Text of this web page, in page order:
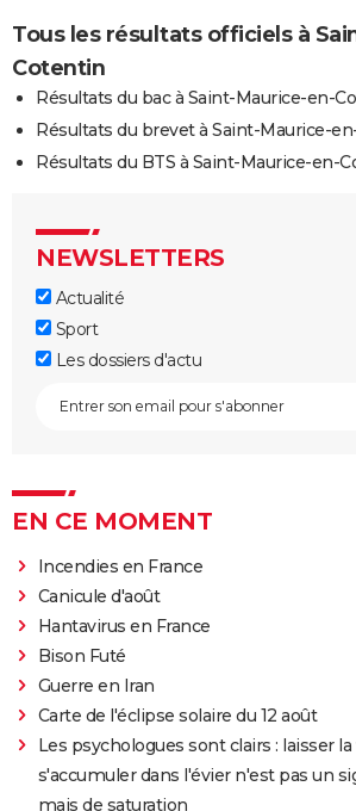
Tous les résultats officiels à
Cotentin
Résultats du bac à Saint-Maurice-en-
Résultats du brevet à Saint-Maurice-
Résultats du BTS à Saint-Maurice-en-
NEWSLETTERS
Actualité
Sport
Les dossiers d'actu
EN CE MOMENT
Incendies en France
Canicule d'août
Hantavirus en France
Bison Futé
Guerre en Iran
Carte de l'éclipse solaire du 12 août
Les psychologues sont clairs : laisser la
s'accumuler dans l'évier n'est pas un
mais de saturation